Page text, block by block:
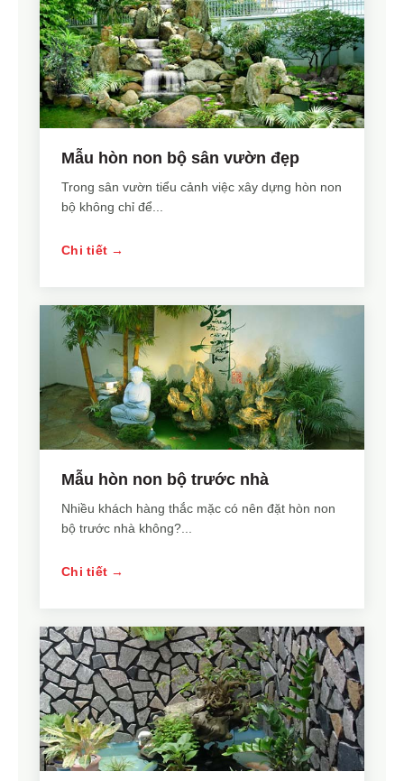
Mẫu hòn non bộ sân vườn đẹp
Trong sân vườn tiểu cảnh việc xây dựng hòn non
bộ không chỉ để...
Chi tiết →
Mẫu hòn non bộ trước nhà
Nhiều khách hàng thắc mặc có nên đặt hòn non
bộ trước nhà không?...
Chi tiết →